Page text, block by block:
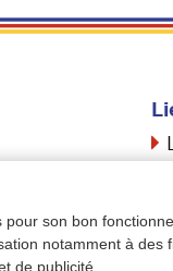
son bon
notamment à des
de publicité.